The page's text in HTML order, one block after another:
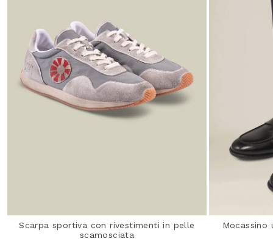
Scarpa sportiva con rivestimenti in pelle
scamosciata
Mocassino